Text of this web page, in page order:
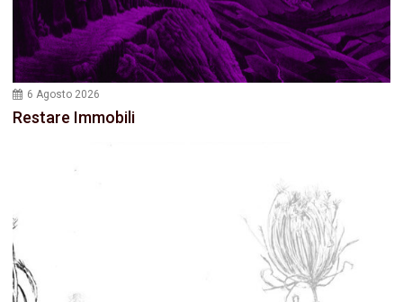
6 Agosto 2026
Restare Immobili